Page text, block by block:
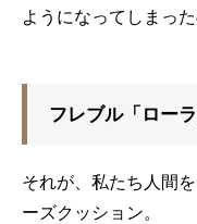
ようになってしまった
フレブル「ロー
それが、私たち人間
ーズクッション。